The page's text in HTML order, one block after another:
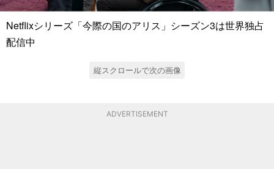
Netflixシリーズ「今際の国のアリス」シーズン3は世界独占
配信中
縦スクロールで次の画像
ADVERTISEMENT